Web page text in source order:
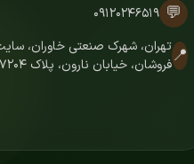
💬 ۰۹۱۲۰۲۴۶۵۱۹
📍تهران، شهرک صنعتی خاوران،
فروشان، خیابان نارون، پلاک ۷۲۰۴